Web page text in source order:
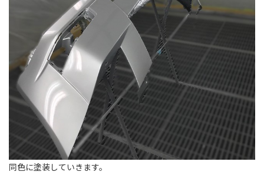
同色に塗装していきます。